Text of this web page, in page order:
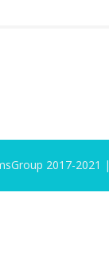
2017-2021 |